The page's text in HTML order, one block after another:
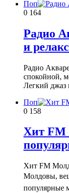
Поп
0 164
Радио
и
Радио
спокойной,
Легкий
Поп
0 158
Хит FM
Хит FM
Молдовы,